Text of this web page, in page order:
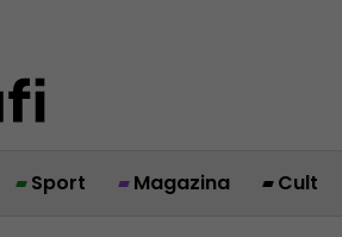
Sport Magazina Cult